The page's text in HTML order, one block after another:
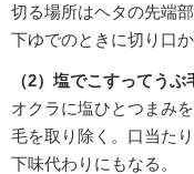
切る場所はヘタの先端
下ゆでのときに切り口
（2）塩でこすってうぶ
オクラに塩ひとつまみ
毛を取り除く。口当た
下味代わりにもなる。